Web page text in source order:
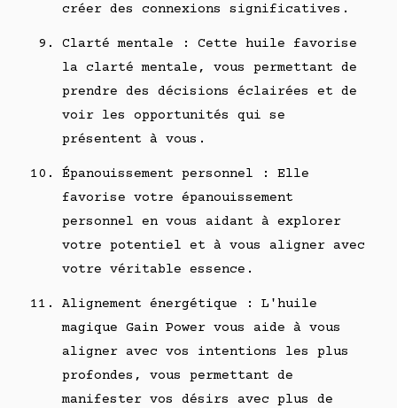
créer des connexions significatives.
Clarté mentale : Cette huile favorise
la clarté mentale, vous permettant de
prendre des décisions éclairées et de
voir les opportunités qui se
présentent à vous.
Épanouissement personnel : Elle
favorise votre épanouissement
personnel en vous aidant à explorer
votre potentiel et à vous aligner avec
votre véritable essence.
Alignement énergétique : L'huile
magique Gain Power vous aide à vous
aligner avec vos intentions les plus
profondes, vous permettant de
manifester vos désirs avec plus de